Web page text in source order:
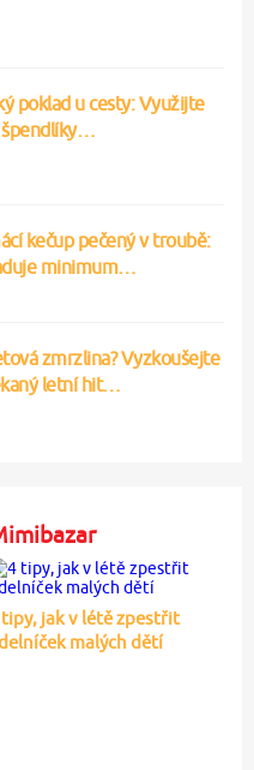
poklad u cesty: Využijte
kečup pečený v troubě:
minimum…
zmrzlina? Vyzkoušejte
letní hit…
tipy, jak v létě zpestřit
malých dětí